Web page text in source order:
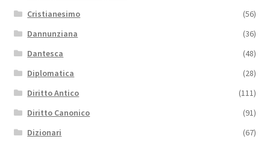
Cristianesimo
(56)
Dannunziana
(36)
Dantesca
(48)
Diplomatica
(28)
Diritto Antico
(111)
Diritto Canonico
(91)
Dizionari
(67)